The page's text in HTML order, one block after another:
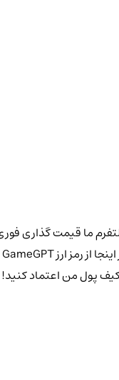
پول من اعتماد کنید!